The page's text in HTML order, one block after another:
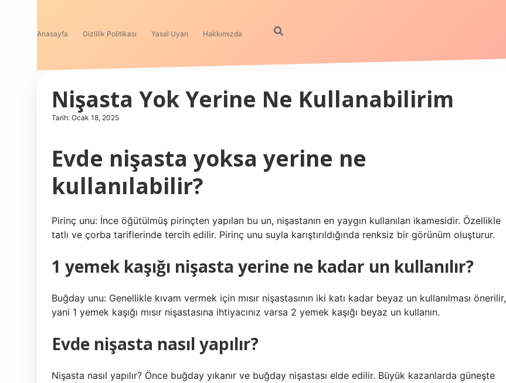
Anasayfa Gizlilik Politikası Yasal Uyarı Hakkımızda
Nişasta Yok Yerine Ne Kullanabilirim
Tarih: Ocak 18, 2025
Evde nişasta yoksa yerine ne
kullanılabilir?
Pirinç unu: İnce öğütülmüş pirinçten yapılan bu un, nişastanın en yaygın kullanılan ikamesidir. Özellikle
tatlı ve çorba tariflerinde tercih edilir. Pirinç unu suyla karıştırıldığında renksiz bir görünüm oluşturur.
1 yemek kaşığı nişasta yerine ne kadar un kullanılır?
Buğday unu: Genellikle kıvam vermek için mısır nişastasının iki katı kadar beyaz un kullanılması önerilir,
yani 1 yemek kaşığı mısır nişastasına ihtiyacınız varsa 2 yemek kaşığı beyaz un kullanın.
Evde nişasta nasıl yapılır?
Nişasta nasıl yapılır? Önce buğday yıkanır ve buğday nişastası elde edilir. Büyük kazanlarda güneşte